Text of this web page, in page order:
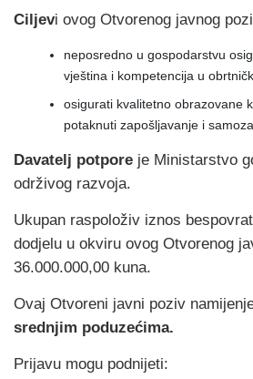
Ciljevi ovog Otvorenog javnog
neposredno u gospodarstvu
vještina i kompetencija u
osigurati kvalitetno obrazovane
potaknuti zapošljavanje i
Davatelj potpore je Ministarstvo
održivog razvoja.
Ukupan raspoloživ iznos
dodjelu u okviru ovog Otvorenog
36.000.000,00 kuna.
Ovaj Otvoreni javni poziv
srednjim poduzećima.
Prijavu mogu podnijeti: